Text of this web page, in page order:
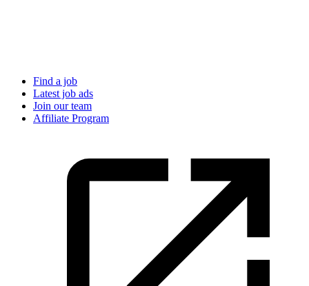
Find a job
Latest job ads
Join our team
Affiliate Program